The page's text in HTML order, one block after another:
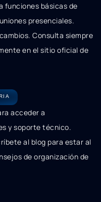
funciones básicas de
presenciales.
Consulta siempre
en el sitio oficial de
acceder a
y soporte técnico.
al blog para estar al
de organización de